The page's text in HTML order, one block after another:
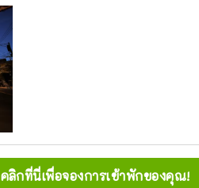
คลิกที่นี่เพื่อจองการเข้าพักของคุณ!